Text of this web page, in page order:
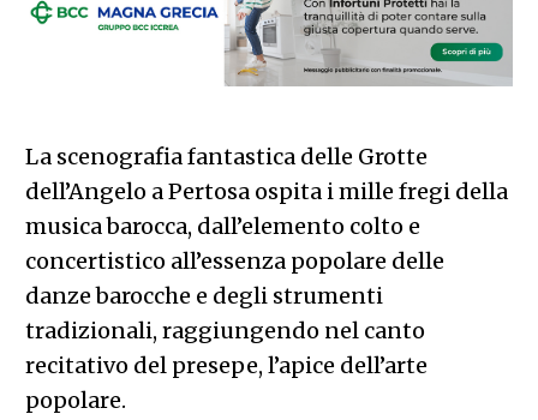
La scenografia fantastica delle Grotte
dell’Angelo a Pertosa ospita i mille fregi della
musica barocca, dall’elemento colto e
concertistico all’essenza popolare delle
danze barocche e degli strumenti
tradizionali, raggiungendo nel canto
recitativo del presepe, l’apice dell’arte
popolare.